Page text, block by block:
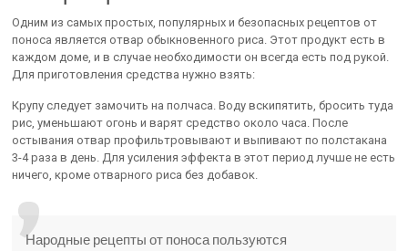
Одним из самых простых, популярных и безопасных рецептов от
поноса является отвар обыкновенного риса. Этот продукт есть в
каждом доме, и в случае необходимости он всегда есть под рукой.
Для приготовления средства нужно взять:
Крупу следует замочить на полчаса. Воду вскипятить, бросить туда
рис, уменьшают огонь и варят средство около часа. После
остывания отвар профильтровывают и выпивают по полстакана
3-4 раза в день. Для усиления эффекта в этот период лучше не есть
ничего, кроме отварного риса без добавок.
Народные рецепты от поноса пользуются